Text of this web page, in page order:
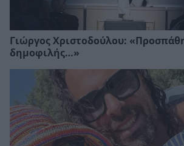
Γιώργος Χριστοδούλου:
δημοφιλής…»